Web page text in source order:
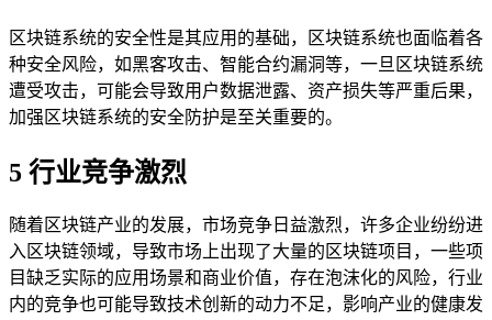
区块链系统的安全性是其应用的基础，区块链系统也面临着各
种安全风险，如黑客攻击、智能合约漏洞等，一旦区块链系统
遭受攻击，可能会导致用户数据泄露、资产损失等严重后果，
加强区块链系统的安全防护是至关重要的。
5 行业竞争激烈
随着区块链产业的发展，市场竞争日益激烈，许多企业纷纷进
入区块链领域，导致市场上出现了大量的区块链项目，一些项
目缺乏实际的应用场景和商业价值，存在泡沫化的风险，行业
内的竞争也可能导致技术创新的动力不足，影响产业的健康发